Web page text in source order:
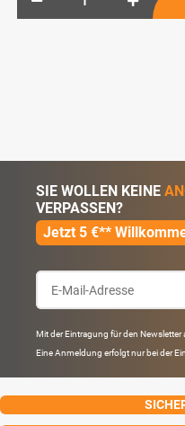
SIE WOLLEN KEINE
VERPASSEN?
Jetzt 5 €**
Mit der Eintragung für den Newsletter
Eine Anmeldung erfolgt nur bei der